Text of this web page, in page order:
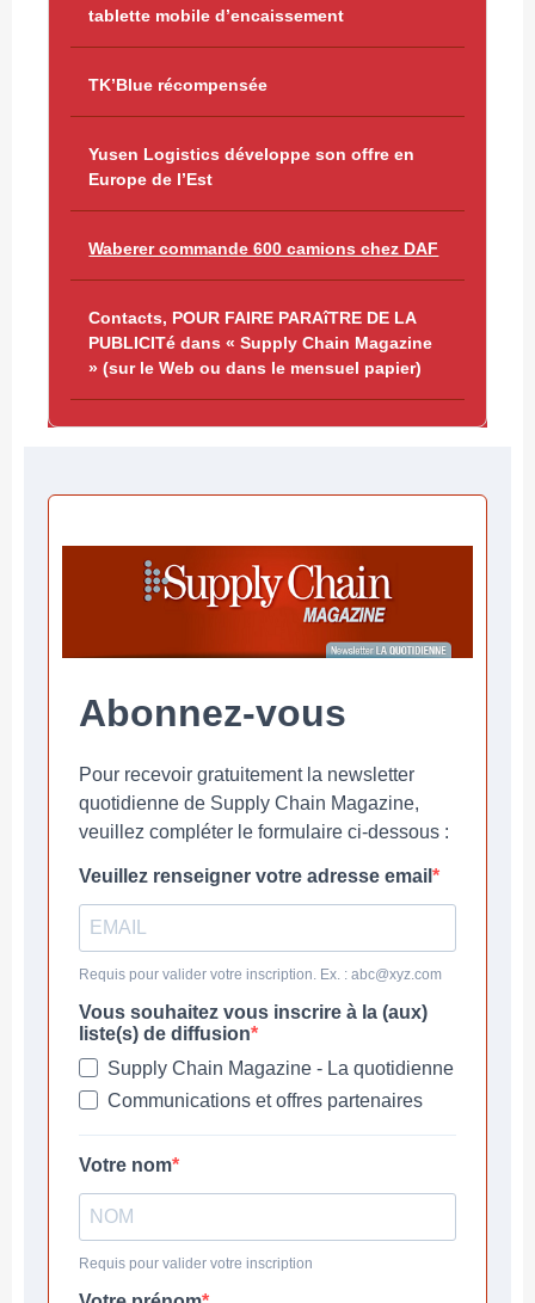
tablette mobile d’encaissement
TK’Blue récompensée
Yusen Logistics développe son offre en
Europe de l’Est
Waberer commande 600 camions chez DAF
Contacts, POUR FAIRE PARAîTRE DE LA
PUBLICITé dans « Supply Chain Magazine
» (sur le Web ou dans le mensuel papier)